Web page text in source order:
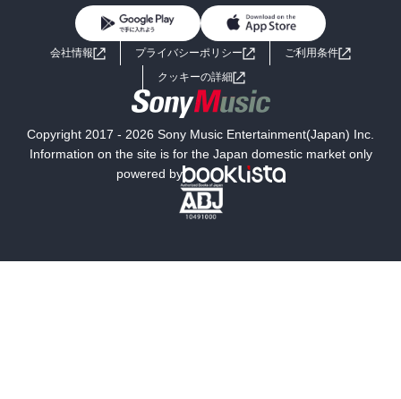
ライトノベル 男子向けラノベ
小説
海外小説
ミステリー SF
文学
よくあるご質問 お問い合わせ
会社情報 プライバシーポリシー
ご利用条件
クッキーの詳細
Copyright 2017 - 2026 Sony Music Entertainment(Japan) Inc.
Information on the site is for the Japan domestic market only
powered by